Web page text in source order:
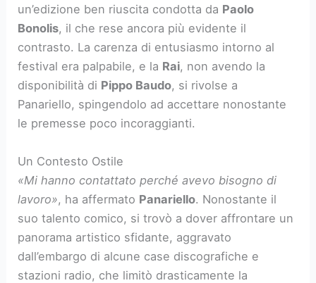
un’edizione ben riuscita condotta da Paolo
Bonolis, il che rese ancora più evidente il
contrasto. La carenza di entusiasmo intorno al
festival era palpabile, e la Rai, non avendo la
disponibilità di Pippo Baudo, si rivolse a
Panariello, spingendolo ad accettare nonostante
le premesse poco incoraggianti.
Un Contesto Ostile
«Mi hanno contattato perché avevo bisogno di
lavoro», ha affermato Panariello. Nonostante il
suo talento comico, si trovò a dover affrontare un
panorama artistico sfidante, aggravato
dall’embargo di alcune case discografiche e
stazioni radio, che limitò drasticamente la